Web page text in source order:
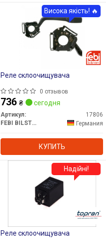
Реле склоочищувача
0 отзывов
736 ₴ сегодня
Артикул:
17806
FEBI BILSTEIN
Германия
КУПИТЬ
Висока якість! 🔥
Реле склоочищувача
Надійні!